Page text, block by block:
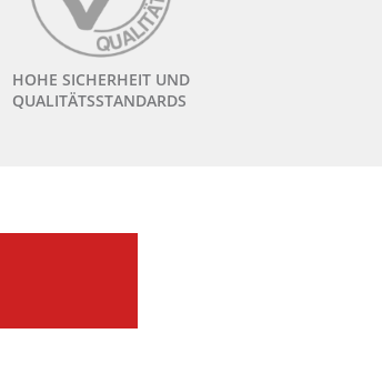
HOHE SICHERHEIT UND
QUALITÄTSSTANDARDS